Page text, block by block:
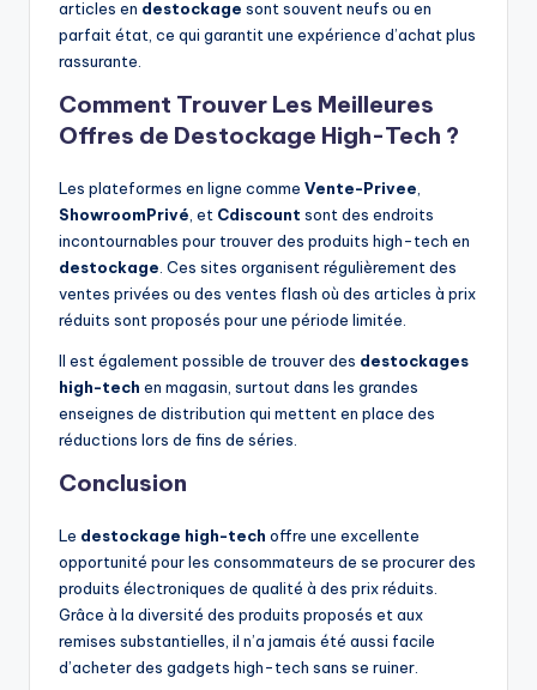
articles en destockage sont souvent neufs ou en
parfait état, ce qui garantit une expérience d’achat plus
rassurante.
Comment Trouver Les Meilleures
Offres de Destockage High-Tech ?
Les plateformes en ligne comme Vente-Privee,
ShowroomPrivé, et Cdiscount sont des endroits
incontournables pour trouver des produits high-tech en
destockage. Ces sites organisent régulièrement des
ventes privées ou des ventes flash où des articles à prix
réduits sont proposés pour une période limitée.
Il est également possible de trouver des destockages
high-tech en magasin, surtout dans les grandes
enseignes de distribution qui mettent en place des
réductions lors de fins de séries.
Conclusion
Le destockage high-tech offre une excellente
opportunité pour les consommateurs de se procurer des
produits électroniques de qualité à des prix réduits.
Grâce à la diversité des produits proposés et aux
remises substantielles, il n’a jamais été aussi facile
d’acheter des gadgets high-tech sans se ruiner.